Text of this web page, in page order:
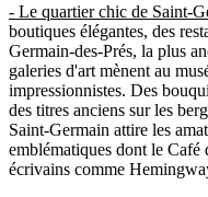
- Le quartier chic de Saint-
boutiques élégantes, des
Germain-des-Prés, la plus
galeries d'art mènent au
impressionnistes. Des
des titres anciens sur les
Saint-Germain attire les
emblématiques dont le Café
écrivains comme